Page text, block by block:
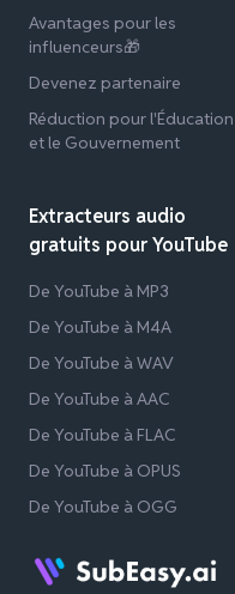
Avantages pour les
influenceurs🎁
Devenez partenaire
Réduction pour l'Éducation
et le Gouvernement
Extracteurs audio
gratuits pour YouTube
De YouTube à MP3
De YouTube à M4A
De YouTube à WAV
De YouTube à AAC
De YouTube à FLAC
De YouTube à OPUS
De YouTube à OGG